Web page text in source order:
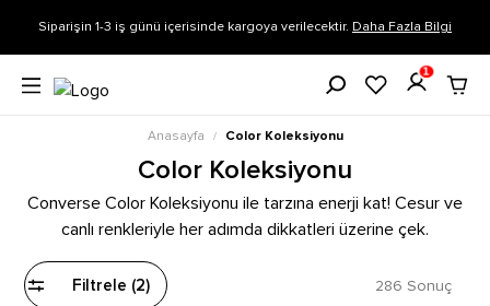
Siparişin 1-3 iş günü içerisinde kargoya verilecektir. Daha Fazla Bilgi
1
Anasayfa / Color Koleksiyonu
Color Koleksiyonu
Converse Color Koleksiyonu ile tarzına enerji kat! Cesur ve
canlı renkleriyle her adımda dikkatleri üzerine çek.
Filtrele (2) 286 Sonuç